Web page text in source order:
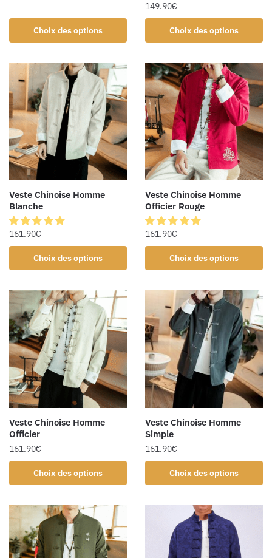
Choix des options
149.90€
Choix des options
Veste Chinoise Homme
Blanche
161.90€
Choix des options
Veste Chinoise Homme
Officier Rouge
161.90€
Choix des options
Veste Chinoise Homme
Officier
161.90€
Choix des options
Veste Chinoise Homme
Simple
161.90€
Choix des options